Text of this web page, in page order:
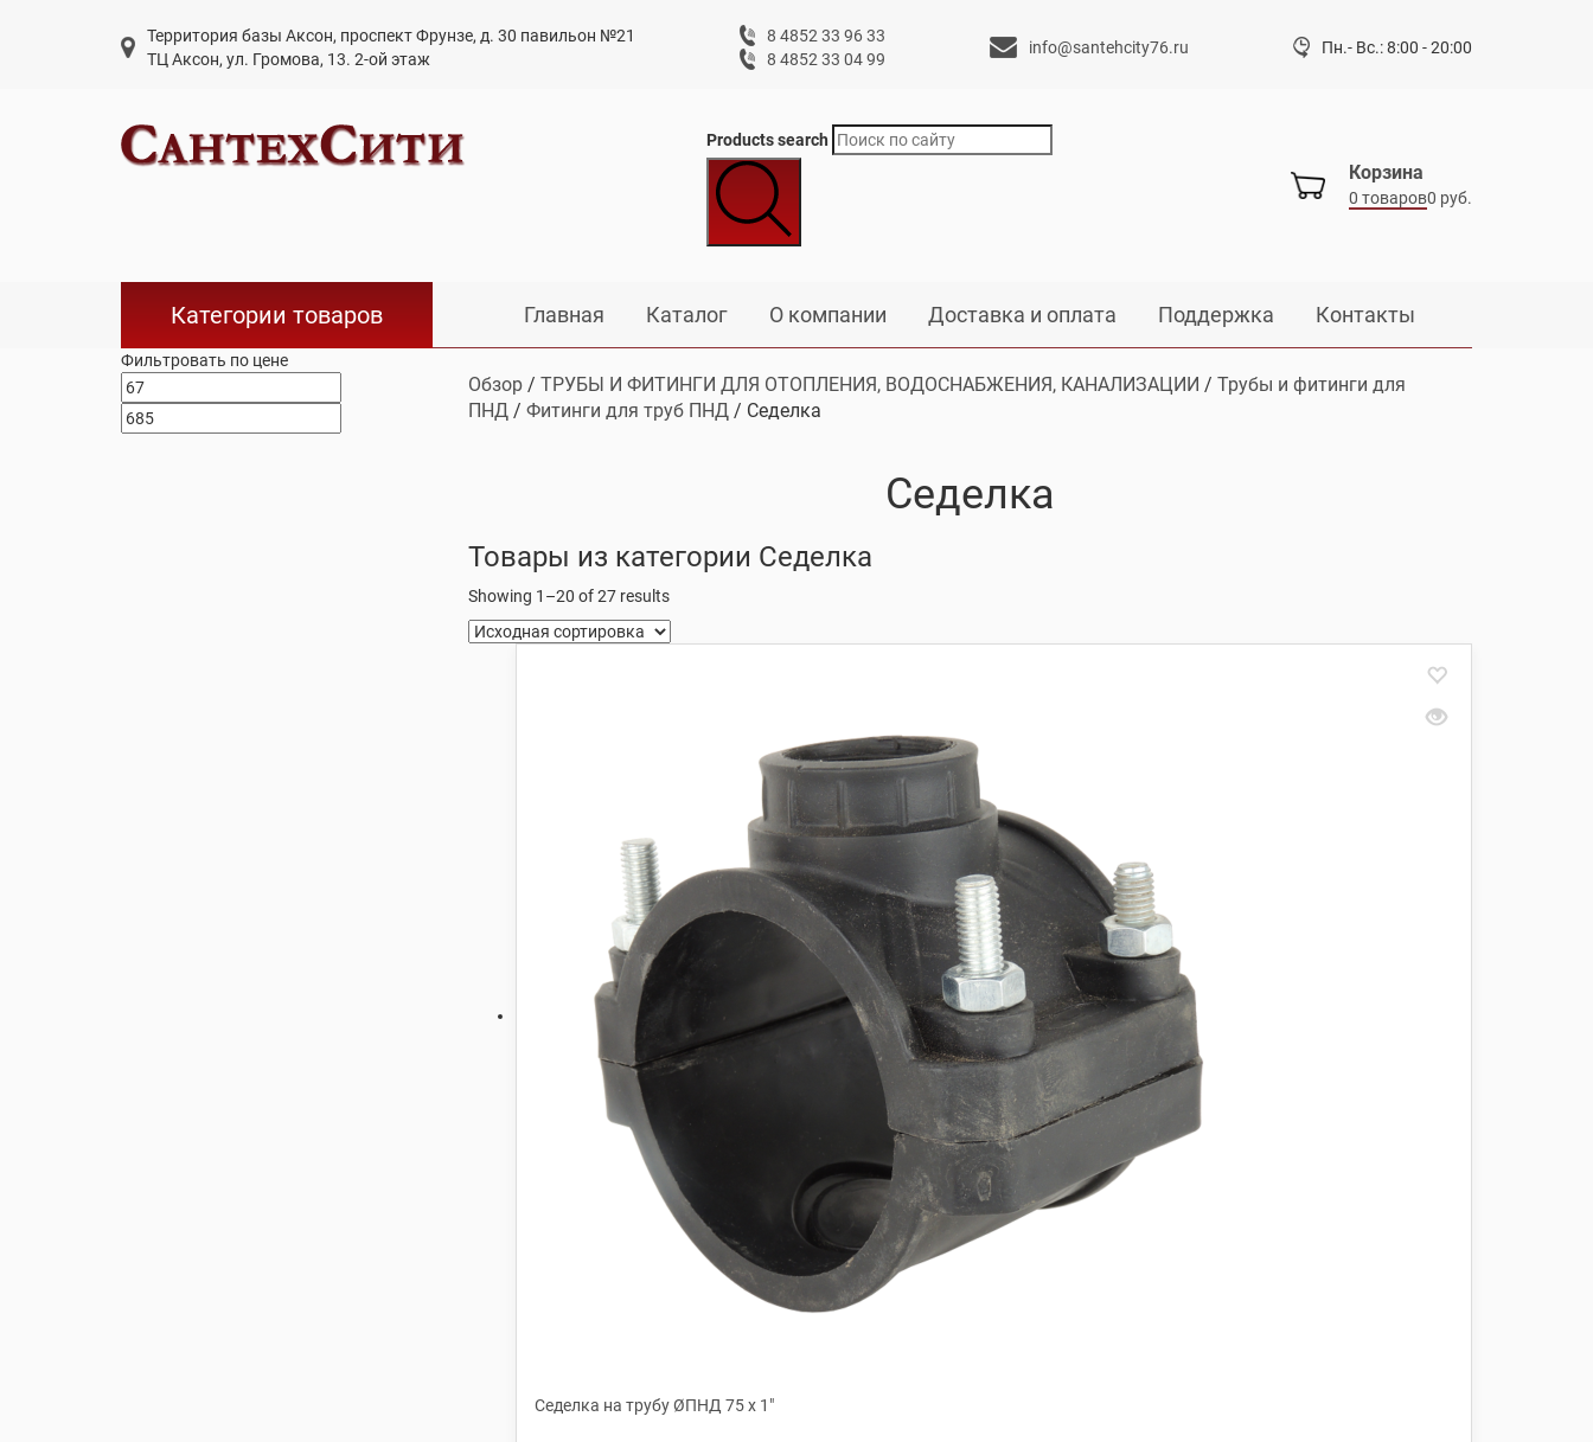
Территория базы Аксон, проспект Фрунзе, д. 30 павильон №21
ТЦ Аксон, ул. Громова, 13. 2-ой этаж
8 4852 33 96 33
8 4852 33 04 99
info@santehcity76.ru Пн.- Вс.: 8:00 - 20:00
Products search
Корзина
0 товаров0 руб.
Главная Каталог О компании Доставка и оплата Поддержка Контакты
Категории товаров
Фильтровать по цене
Обзор/ ТРУБЫ И ФИТИНГИ ДЛЯ ОТОПЛЕНИЯ, ВОДОСНАБЖЕНИЯ, КАНАЛИЗАЦИИ / Трубы и фитинги для
ПНД/ Фитинги для труб ПНД/ Седелка
Седелка
Товары из категории Седелка
Showing 1–20 of 27 results
Седелка на трубу ØПНД 75 х 1″